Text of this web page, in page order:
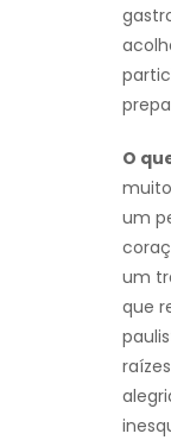
O
um
um
que